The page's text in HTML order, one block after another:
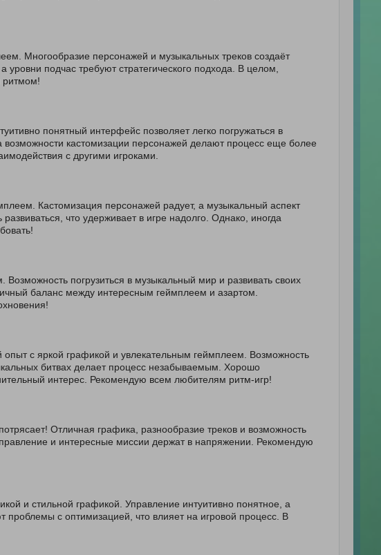
Многообразие персонажей и музыкальных треков создаёт
подчас требуют стратегического подхода. В целом,
ритмом!
понятный интерфейс позволяет легко погружаться в
возможности кастомизации персонажей делают процесс еще более
с другими игроками.
Кастомизация персонажей радует, а музыкальный аспект
что удерживает в игре надолго. Однако, иногда
погрузиться в музыкальный мир и развивать своих
баланс между интересным геймплеем и азартом.
с яркой графикой и увлекательным геймплеем. Возможность
битвах делает процесс незабываемым. Хорошо
интерес. Рекомендую всем любителям ритм-игр!
Отличная графика, разнообразие треков и возможность
и интересные миссии держат в напряжении. Рекомендую
и стильной графикой. Управление интуитивно понятное, а
проблемы с оптимизацией, что влияет на игровой процесс. В